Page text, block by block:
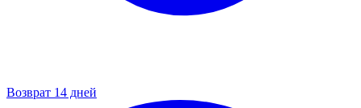
Возврат 14 дней